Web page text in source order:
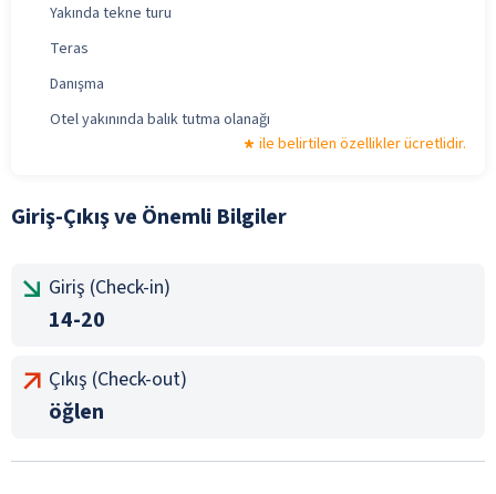
Yakında tekne turu
Teras
Danışma
Otel yakınında balık tutma olanağı
ile belirtilen özellikler ücretlidir.
Giriş-Çıkış ve Önemli Bilgiler
Giriş (Check-in)
14-20
Çıkış (Check-out)
öğlen